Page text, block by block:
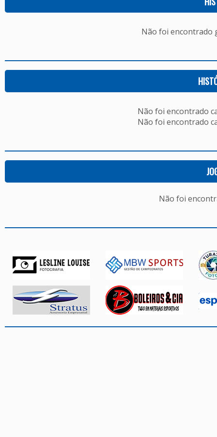
Não foi encontrado
Não foi encontrado
Não foi encontrado
Não foi